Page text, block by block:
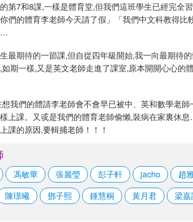
第7和8課,一樣是體育堂,但我們這班學生已經完全
們的體育李老師今天請了假」「我們中文科教得比
最期待的一節課,但自從四年級開始,我一向最期待
期一樣,又是英文老師走進了課室,原本開開心心的
我們的體請李老師會不會早已被中、英和數學老
上課。又戓是我們的體育老師偷懶,裝病在家裏休
課的原因,要輯捕老師！！！
馮敏華 張麗瑩 彭子軒 jacho 趙
陳璟曦 鄧子熙 鍾慧桐 黃月君 梁嘉